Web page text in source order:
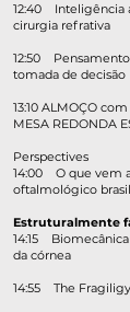
12:40 Inteligência
cirurgia refrativa
12:50
tomada de decisão
13:10 ALMOÇO
MESA REDONDA
Perspectives
​14:00 O que vem
oftalmológico
Estruturalmente
14:15
da córnea
14:55 The